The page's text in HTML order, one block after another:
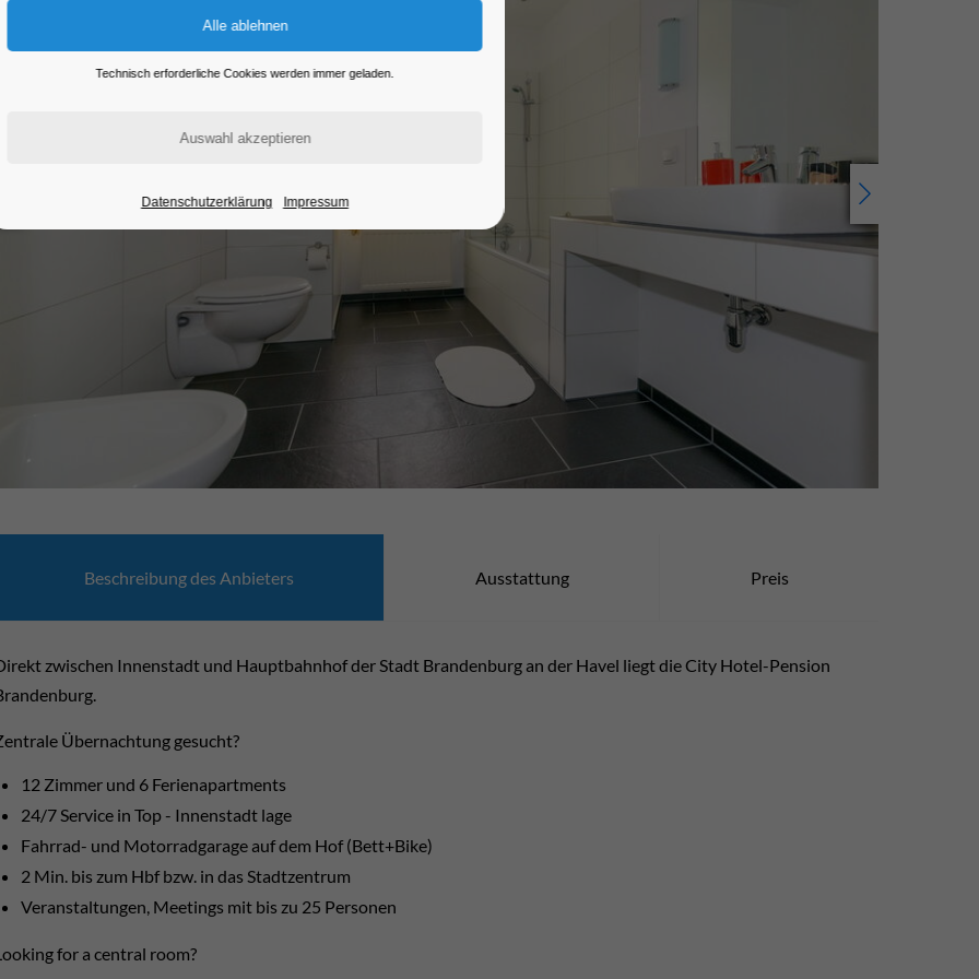
Beschrei­bung des Anbie­ters Ausstattung Preis
zwischen Innenstadt und Hauptbahnhof der Stadt Brandenburg an der Havel liegt die City Hotel-Pension
Übernachtung gesucht?
12 Zimmer und 6 Ferienapartments
24/7 Service in Top - Innenstadt lage
Fahrrad- und Motorradgarage auf dem Hof (Bett+Bike)
2 Min. bis zum Hbf bzw. in das Stadtzentrum
Veranstaltungen, Meetings mit bis zu 25 Personen
for a central room?
Technisch erforderliche Cookies werden immer geladen.
Datenschutzerklärung Impressum